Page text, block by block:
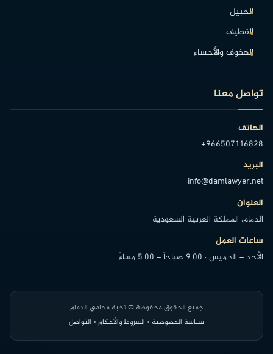
الجبيل
القطيف
الهفوف والأحساء
تواصل معنا
الهاتف
+966507116828
البريد
info@damlawyer.net
العنوان
الدمام، المملكة العربية السعودية
ساعات العمل
الأحد – الخميس · 9:00 صباحاً – 5:00 مساءً
جميع الحقوق محفوظة © نخبة محامي الدمام
سياسة الخصوصية • الشروط والأحكام• التواصل